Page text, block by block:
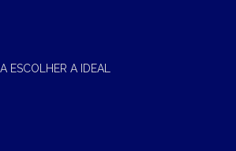
ESCOLHER A IDEAL